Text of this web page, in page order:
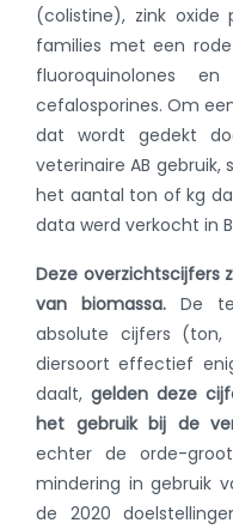
(colistine), zink
families met een rode
fluoroquinolones
cefalosporines. Om
dat wordt gedekt
veterinaire AB
het aantal ton of kg
data werd verkocht in
Deze overzichtscijfers
van biomassa.De
absolute cijfers (ton,
diersoort effectief
daalt, gelden deze
het gebruik bij de
echter de orde-
mindering in gebruik
de 2020